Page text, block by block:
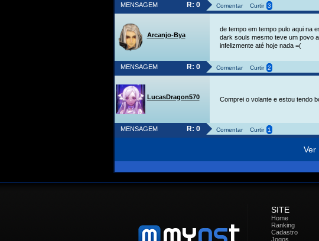
MENSAGEM R: 0 Comentar Curtir 3
Arcanjo-Bya
de tempo em tempo pulo aqui na
dark souls mesmo teve um povo
infelizmente até hoje nada =(
MENSAGEM R: 0 Comentar Curtir 2
LucasDragon570 Comprei o volante e estou tendo
MENSAGEM R: 0 Comentar Curtir 1
Ver
SITE
Home
Ranking
Cadastro
Jogos